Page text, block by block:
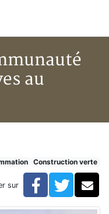
au
maisons passives au
de
Construction verte
sur Facebook